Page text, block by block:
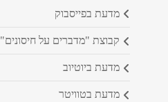
מדעת בפייסבוק
קבוצת "מדברים על חיסונים"
מדעת ביוטיוב
מדעת בטוויטר